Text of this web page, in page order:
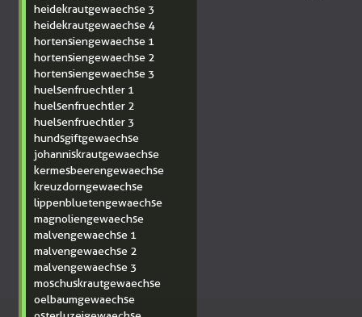
heidekrautgewaechse 3
heidekrautgewaechse 4
hortensiengewaechse 1
hortensiengewaechse 2
hortensiengewaechse 3
huelsenfruechtler 1
huelsenfruechtler 2
huelsenfruechtler 3
hundsgiftgewaechse
johanniskrautgewaechse
kermesbeerengewaechse
kreuzdorngewaechse
lippenbluetengewaechse
magnoliengewaechse
malvengewaechse 1
malvengewaechse 2
malvengewaechse 3
moschuskrautgewaechse
oelbaumgewaechse